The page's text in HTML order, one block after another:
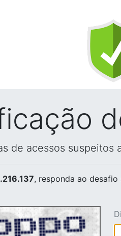
de acessos suspeitos
, responda ao desafio